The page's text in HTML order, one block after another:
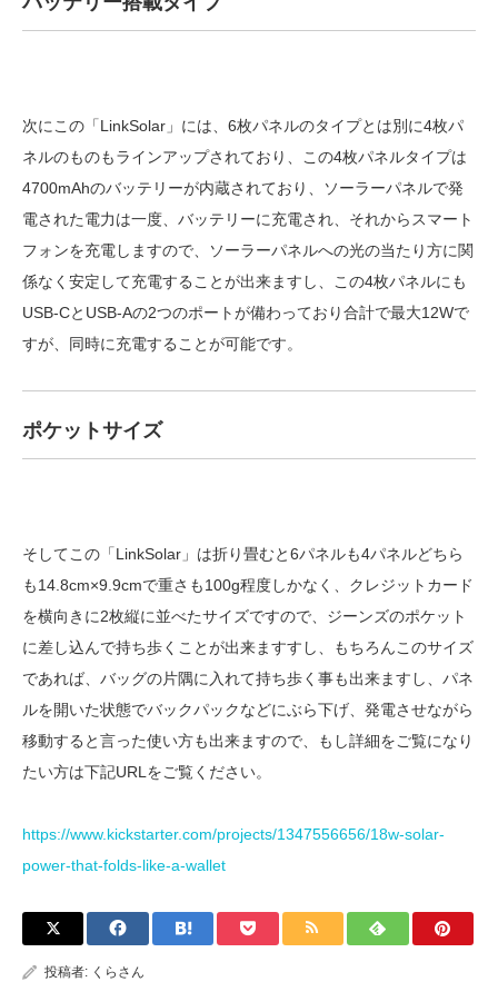
次にこの「LinkSolar」には、6枚パネルのタイプとは別に4枚パ
ネルのものもラインアップされており、この4枚パネルタイプは
4700mAhのバッテリーが内蔵されており、ソーラーパネルで発
電された電力は一度、バッテリーに充電され、それからスマート
フォンを充電しますので、ソーラーパネルへの光の当たり方に関
係なく安定して充電することが出来ますし、この4枚パネルにも
USB-CとUSB-Aの2つのポートが備わっており合計で最大12Wで
すが、同時に充電することが可能です。
ポケットサイズ
そしてこの「LinkSolar」は折り畳むと6パネルも4パネルどちら
も14.8cm×9.9cmで重さも100g程度しかなく、クレジットカード
を横向きに2枚縦に並べたサイズですので、ジーンズのポケット
に差し込んで持ち歩くことが出来ますすし、もちろんこのサイズ
であれば、バッグの片隅に入れて持ち歩く事も出来ますし、パネ
ルを開いた状態でバックパックなどにぶら下げ、発電させながら
移動すると言った使い方も出来ますので、もし詳細をご覧になり
たい方は下記URLをご覧ください。
https://www.kickstarter.com/projects/1347556656/18w-solar-
power-that-folds-like-a-wallet
投稿者: くらさん